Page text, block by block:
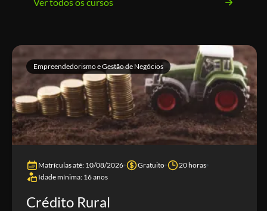
Empreendedorismo e Gestão de Negócios
Matrículas até: 10/08/2026 Gratuito
20 horas
Idade mínima: 16 anos
Crédito Rural